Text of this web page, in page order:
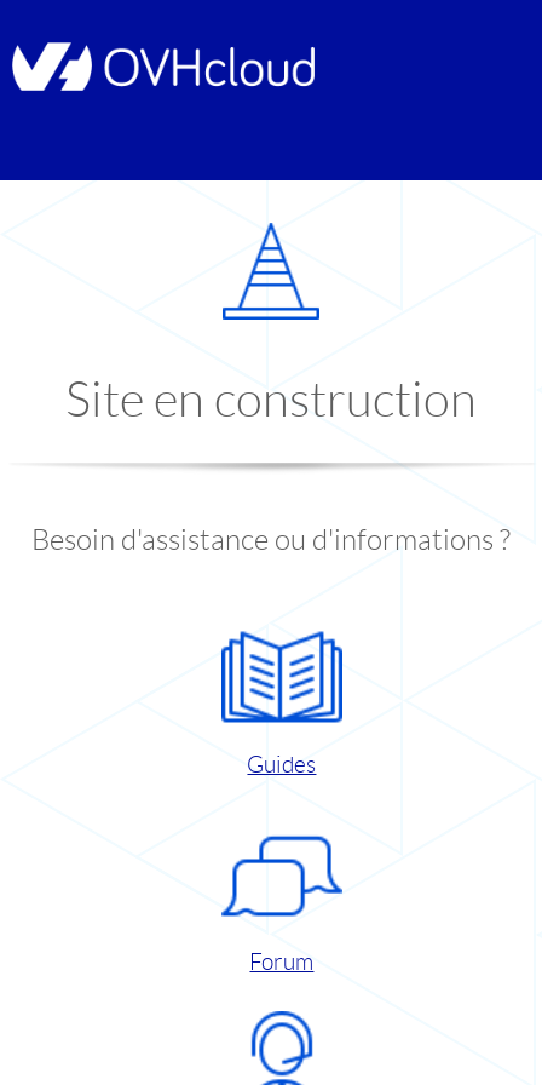
Site en construction
Besoin d'assistance ou d'informations ?
Guides
Forum